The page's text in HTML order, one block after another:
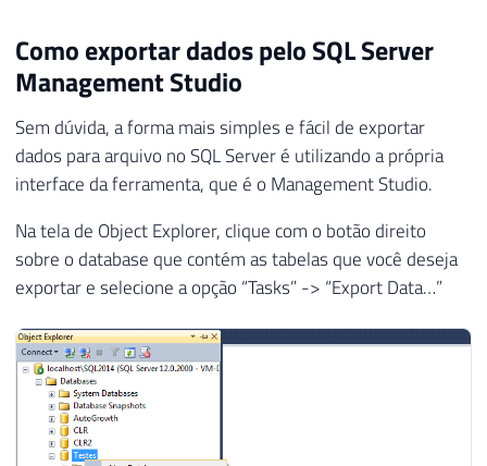
Como exportar dados pelo SQL Server
Management Studio
Sem dúvida, a forma mais simples e fácil de exportar
dados para arquivo no SQL Server é utilizando a própria
interface da ferramenta, que é o Management Studio.
Na tela de Object Explorer, clique com o botão direito
sobre o database que contém as tabelas que você deseja
exportar e selecione a opção “Tasks” -> “Export Data…”